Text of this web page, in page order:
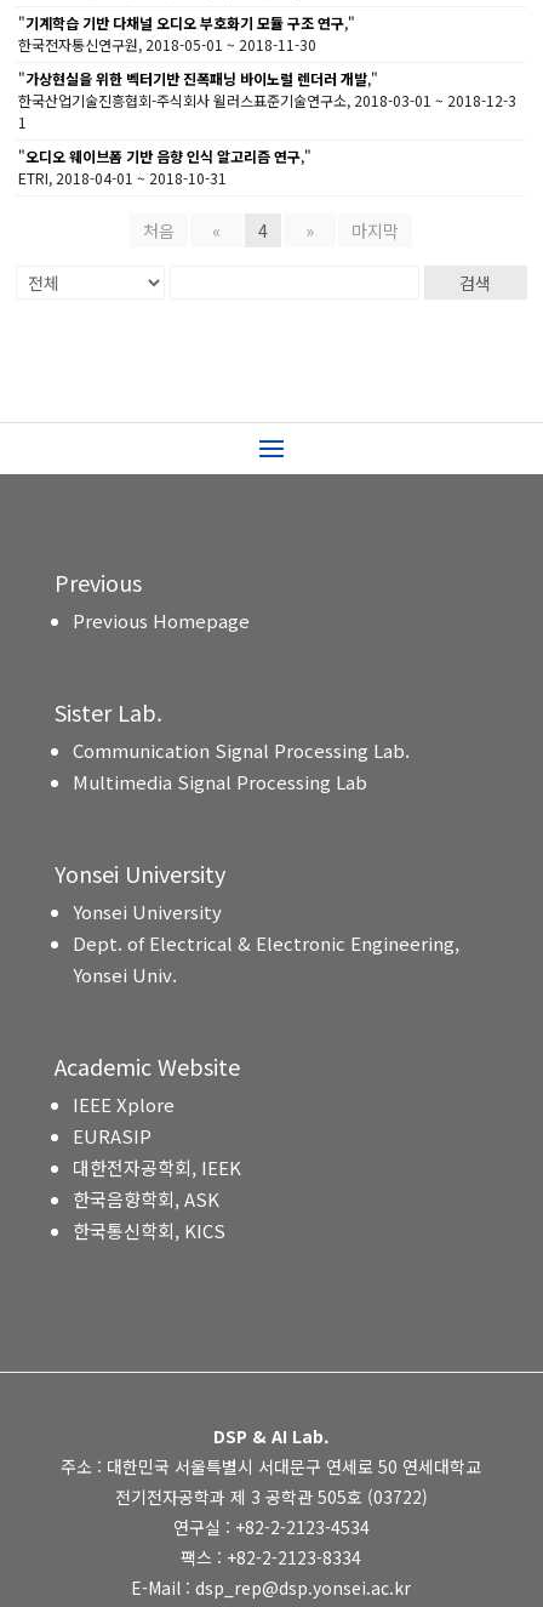
"기계학습 기반 다채널 오디오 부호화기 모듈 구조 연구,"
한국전자통신연구원, 2018-05-01 ~ 2018-11-30
"가상현실을 위한 벡터기반 진폭패닝 바이노럴 렌더러 개발,"
한국산업기술진흥협회-주식회사 윌러스표준기술연구소, 2018-03-01 ~ 2018-12-3
1
"오디오 웨이브폼 기반 음향 인식 알고리즘 연구,"
ETRI, 2018-04-01 ~ 2018-10-31
처음 « 4 » 마지막
검색
Previous
Previous Homepage
Sister Lab.
Communication Signal Processing Lab.
Multimedia Signal Processing Lab
Yonsei University
Yonsei University
Dept. of Electrical & Electronic Engineering,
Yonsei Univ.
Academic Website
IEEE Xplore
EURASIP
대한전자공학회, IEEK
한국음향학회, ASK
한국통신학회, KICS
DSP & AI Lab.
주소 : 대한민국 서울특별시 서대문구 연세로 50 연세대학교
전기전자공학과 제 3 공학관 505호 (03722)
연구실 : +82-2-2123-4534
팩스 : +82-2-2123-8334
E-Mail : dsp_rep@dsp.yonsei.ac.kr